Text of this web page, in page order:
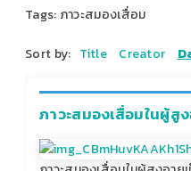
Tags: ภาวะสมองเสื่อม
Sort by: Title Creator
ภาวะสมองเสื่อมในผู้สู